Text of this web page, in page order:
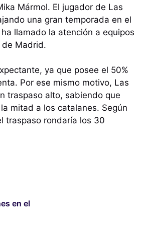
Mármol. El jugador de Las
una gran temporada en el
llamado la atención a equipos
Madrid.
ya que posee el 50%
Por ese mismo motivo, Las
traspaso alto, sabiendo que
mitad a los catalanes. Según
traspaso rondaría los 30
en el